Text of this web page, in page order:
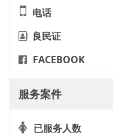
电话
良民证
FACEBOOK
服务案件
已服务人数